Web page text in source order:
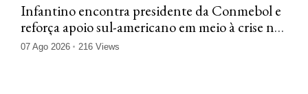
Infantino encontra presidente da Conmebol e
reforça apoio sul-americano em meio à crise na
Fifa
07 Ago 2026 216 Views